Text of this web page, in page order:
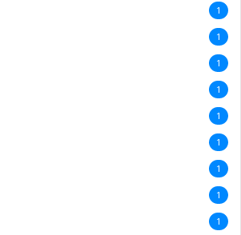
1
1
1
1
1
1
1
1
1